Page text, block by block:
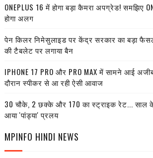
ONEPLUS 16 में होगा बड़ा कैमरा अपग्रेड! समझिए
होगा अलग
पेन किलर निमेसुलाइड पर केंद्र सरकार का बड़ा
की टैबलेट पर लगाया बैन
IPHONE 17 PRO और PRO MAX में सामने आई
दौरान स्पीकर से आ रही ऐसी आवाज
30 चौके, 2 छक्के और 170 का स्ट्राइक रेट... साल
आया 'पांड्या' प्रलय
MPINFO HINDI NEWS